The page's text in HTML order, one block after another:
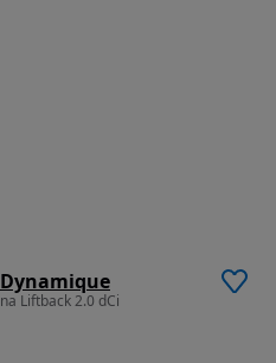
Liftback 2.0 dCi